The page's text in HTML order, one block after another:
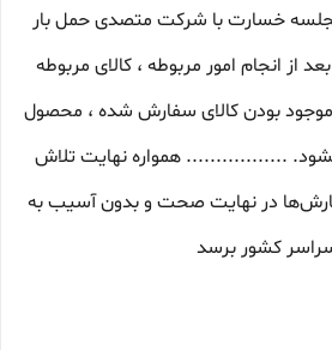
خسارت با شرکت متصدی حمل بار
از انجام امور مربوطه ، کالای مربوطه
بودن کالای سفارش شده ، محصول
................. همواره نهایت تلاش
در نهایت صحت و بدون آسیب به
کشور برسد